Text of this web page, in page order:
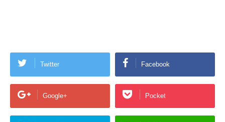
Twitter Facebook
Google+ Pocket